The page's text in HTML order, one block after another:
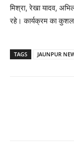
मिश्रा, रेखा यादव,
रहे। कार्यक्रम का
TAGS JAUNPUR